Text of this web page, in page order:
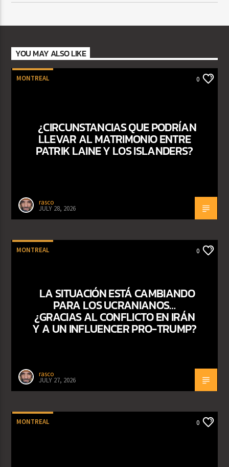
YOU MAY ALSO LIKE
MONTREAL 0
¿CIRCUNSTANCIAS QUE PODRÍAN
LLEVAR AL MATRIMONIO ENTRE
PATRIK LAINE Y LOS ISLANDERS?
rasco
JULY 28, 2026
MONTREAL 0
LA SITUACIÓN ESTÁ CAMBIANDO
PARA LOS UCRANIANOS…
¿GRACIAS AL CONFLICTO EN IRÁN
Y A UN INFLUENCER PRO-TRUMP?
rasco
JULY 27, 2026
MONTREAL 0